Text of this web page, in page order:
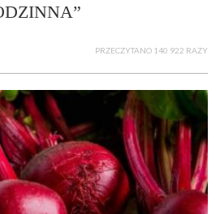
PRZECZYTANO 140 922 RAZY